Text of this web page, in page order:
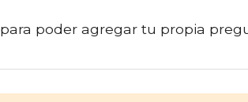
para poder agregar tu propia